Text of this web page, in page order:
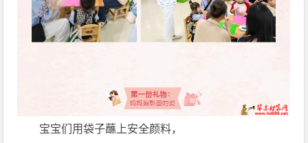
宝宝们用袋子蘸上安全颜料，